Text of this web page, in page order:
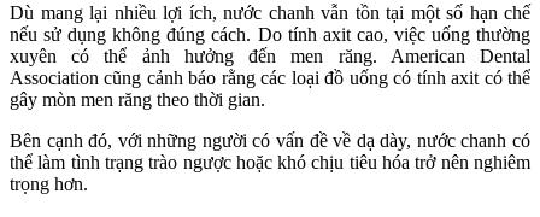
Dù mang lại nhiều lợi ích, nước chanh vẫn tồn tại một số hạn chế
nếu sử dụng không đúng cách. Do tính axit cao, việc uống thường
xuyên có thể ảnh hưởng đến men răng. American Dental
Association cũng cảnh báo rằng các loại đồ uống có tính axit có thể
gây mòn men răng theo thời gian.
Bên cạnh đó, với những người có vấn đề về dạ dày, nước chanh có
thể làm tình trạng trào ngược hoặc khó chịu tiêu hóa trở nên nghiêm
trọng hơn.